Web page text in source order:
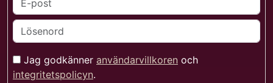
Jag godkänner användarvillkoren och
integritetspolicyn.